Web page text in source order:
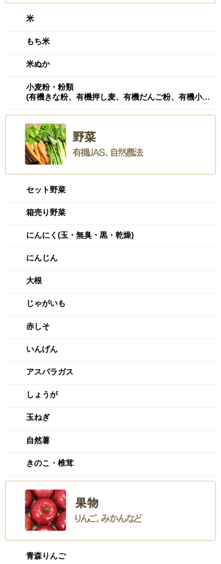
米
もち米
米ぬか
小麦粉・粉類
(有機きな粉、有機押し麦、有機だんご粉、有機小麦粉(強力)、有機ふすま、有機もち麦
セット野菜
箱売り野菜
にんにく(玉・無臭・黒・乾燥)
にんじん
大根
じゃがいも
赤しそ
いんげん
アスパラガス
しょうが
玉ねぎ
自然薯
きのこ・椎茸
青森りんご